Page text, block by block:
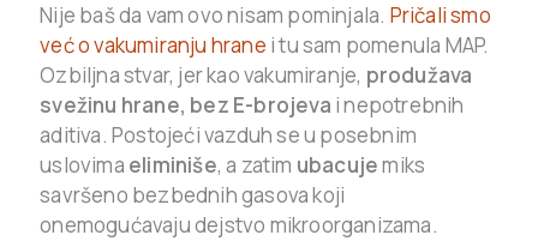
Nije baš da vam ovo nisam pominjala. Pričali smo
već o vakumiranju hrane i tu sam pomenula MAP.
Ozbiljna stvar, jer kao vakumiranje, produžava
svežinu hrane, bez E-brojeva i nepotrebnih
aditiva. Postojeći vazduh se u posebnim
uslovima eliminiše, a zatim ubacujemiks
savršeno bezbednih gasova koji
onemogućavaju dejstvo mikroorganizama.